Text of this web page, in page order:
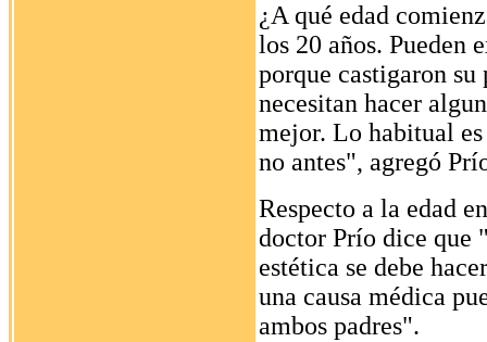
¿A qué edad
los 20 años. Pueden
porque castigaron
necesitan hacer
mejor. Lo habitual es
no antes", agregó
Respecto a la edad
doctor Prío dice que
estética se debe
una causa médica
ambos padres".